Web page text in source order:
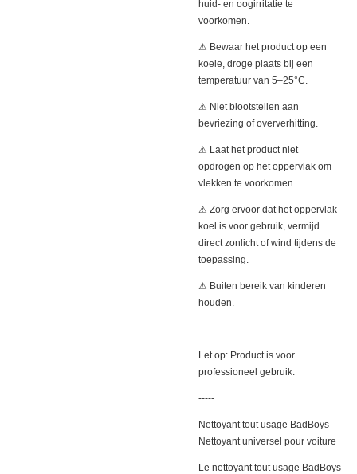
huid- en oogirritatie te
voorkomen.
⚠ Bewaar het product op een
koele, droge plaats bij een
temperatuur van 5–25°C.
⚠ Niet blootstellen aan
bevriezing of oververhitting.
⚠ Laat het product niet
opdrogen op het oppervlak om
vlekken te voorkomen.
⚠ Zorg ervoor dat het oppervlak
koel is voor gebruik, vermijd
direct zonlicht of wind tijdens de
toepassing.
⚠ Buiten bereik van kinderen
houden.
Let op: Product is voor
professioneel gebruik.
-----
Nettoyant tout usage BadBoys –
Nettoyant universel pour voiture
Le nettoyant tout usage BadBoys